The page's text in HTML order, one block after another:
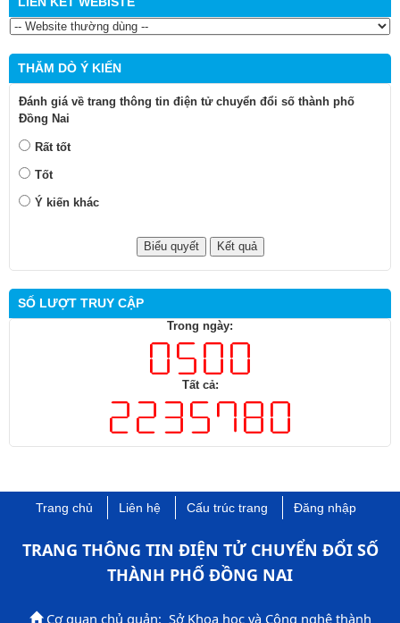
THĂM DÒ Ý KIẾN
Đánh giá về trang thông tin điện tử chuyển đổi số thành phố
Đồng Nai
Rất tốt
Tốt
Ý kiến khác
SỐ LƯỢT TRUY CẬP
Trong ngày:
Tất cả:
Trang chủ Liên hệ Cấu trúc trang Đăng nhập
TRANG THÔNG TIN ĐIỆN TỬ CHUYỂN ĐỔI SỐ
THÀNH PHỐ ĐỒNG NAI​
Cơ quan chủ quản: Sở Khoa học và Công nghệ thành